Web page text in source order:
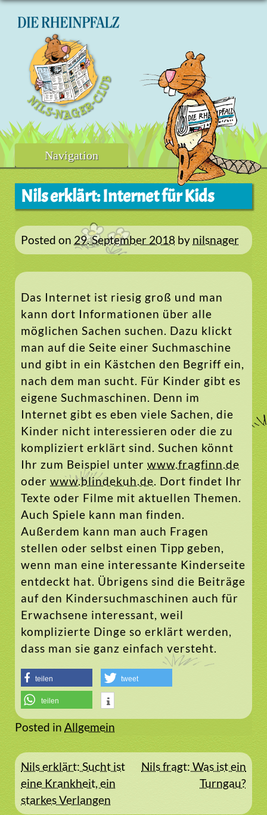
Skip
Navigation
Nils erklärt: Internet für Kids
Posted on 29. September 2018 by nilsnager
Das Internet ist riesig groß und man
kann dort Informationen über alle
möglichen Sachen suchen. Dazu klickt
man auf die Seite einer Suchmaschine
und gibt in ein Kästchen den Begriff ein,
nach dem man sucht. Für Kinder gibt es
eigene Suchmaschinen. Denn im
Internet gibt es eben viele Sachen, die
Kinder nicht interessieren oder die zu
kompliziert erklärt sind. Suchen könnt
Ihr zum Beispiel unter www.fragfinn.de
oder www.blindekuh.de. Dort findet Ihr
Texte oder Filme mit aktuellen Themen.
Auch Spiele kann man finden.
Außerdem kann man auch Fragen
stellen oder selbst einen Tipp geben,
wenn man eine interessante Kinderseite
entdeckt hat. Übrigens sind die Beiträge
auf den Kindersuchmaschinen auch für
Erwachsene interessant, weil
komplizierte Dinge so erklärt werden,
dass man sie ganz einfach versteht.
teilen tweet
teilen
Posted in Allgemein
Beitragsnavigation
Nils erklärt: Sucht ist
eine Krankheit, ein
starkes Verlangen
Nils fragt: Was ist ein
Turngau?